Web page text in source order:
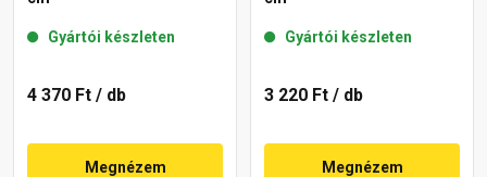
Gyártói készleten
4 370 Ft / db
Megnézem
Gyártói készleten
3 220 Ft / db
Megnézem